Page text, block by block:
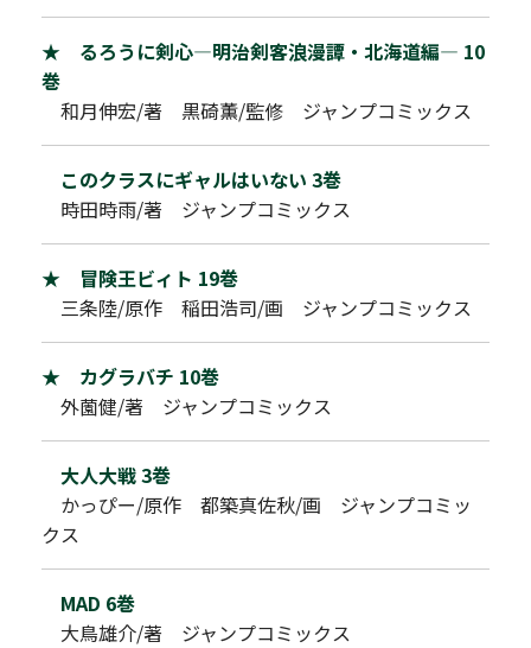
★ るろうに剣心―明治剣客浪漫譚・北海道編― 10
巻
和月伸宏/著 黒碕薫/監修 ジャンプコミックス
このクラスにギャルはいない 3巻
時田時雨/著 ジャンプコミックス
★ 冒険王ビィト 19巻
三条陸/原作 稲田浩司/画 ジャンプコミックス
★ カグラバチ 10巻
外薗健/著 ジャンプコミックス
大人大戦 3巻
かっぴー/原作 都築真佐秋/画 ジャンプコミッ
クス
MAD 6巻
大鳥雄介/著 ジャンプコミックス